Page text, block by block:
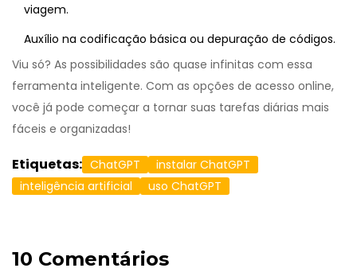
viagem.
Auxílio na codificação básica ou depuração de códigos.
Viu só? As possibilidades são quase infinitas com essa
ferramenta inteligente. Com as opções de acesso online,
você já pode começar a tornar suas tarefas diárias mais
fáceis e organizadas!
Etiquetas: ChatGPT
instalar ChatGPT
inteligência artificial
uso ChatGPT
10 Comentários